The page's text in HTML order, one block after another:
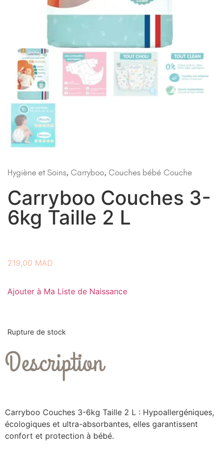
Hygiène et Soins, Carryboo, Couches bébé Couche
Carryboo Couches 3-
6kg Taille 2 L
219,00 MAD
Ajouter à Ma Liste de Naissance
Rupture de stock
Description
Carryboo Couches 3-6kg Taille 2 L : Hypoallergéniques,
écologiques et ultra-absorbantes, elles garantissent
confort et protection à bébé.